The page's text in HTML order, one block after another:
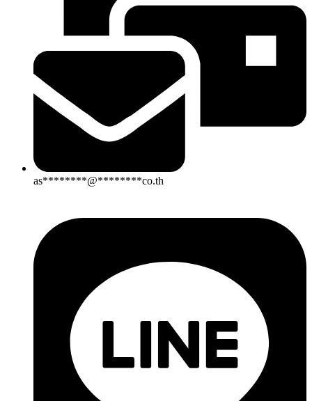
as********@********co.th